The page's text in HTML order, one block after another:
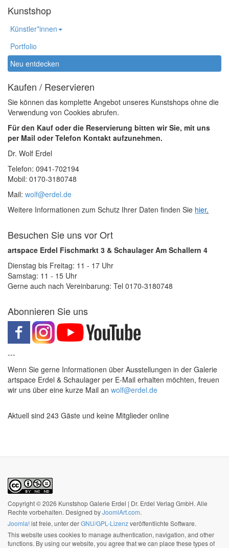
Kunstshop
Künstler*innen
Portfolio
Neu entdecken
Kaufen / Reservieren
Sie können das komplette Angebot unseres Kunstshops ohne die
Verwendung von Cookies abrufen.
Für den Kauf oder die Reservierung bitten wir Sie, mit uns
per Mail oder Telefon Kontakt aufzunehmen.
Dr. Wolf Erdel
Telefon: 0941-702194
Mobil: 0170-3180748
Mail: wolf@erdel.de
Weitere Informationen zum Schutz Ihrer Daten finden Sie hier.
Besuchen Sie uns vor Ort
artspace Erdel Fischmarkt 3 & Schaulager Am Schallern 4
Dienstag bis Freitag: 11 - 17 Uhr
Samstag: 11 - 15 Uhr
Gerne auch nach Vereinbarung: Tel 0170-3180748
Abonnieren Sie uns
---
Wenn Sie gerne Informationen über Ausstellungen in der Galerie
artspace Erdel & Schaulager per E-Mail erhalten möchten, freuen
wir uns über eine kurze Mail an wolf@erdel.de
Aktuell sind 243 Gäste und keine Mitglieder online
Copyright © 2026 Kunstshop Galerie Erdel | Dr. Erdel Verlag GmbH. Alle
Rechte vorbehalten. Designed byJoomlArt.com.
Joomla!ist freie, unter derGNU/GPL-Lizenzveröffentlichte Software.
This website uses cookies to manage authentication, navigation, and other
functions. By using our website, you agree that we can place these types of